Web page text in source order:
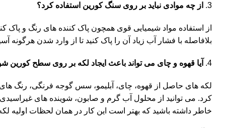
از چه موادی نباید بر روی سنگ کورین استفاده کرد؟
از استفاده مواد شیمیایی قوی همچون پاک کننده های رنگ و
بلافاصله با فشار آب زیاد آن را پاک کنید تا از وارد شدن هرگونه
آیا قهوه و چای می تواند باعث ایجاد لکه بر روی سطح کورین
لکه های حاصل از قهوه، چای، آبلیمو، سس گوجه فرنگی، رنگ
کرد. می توانید از محلول آب گرم و صابون، شوینده های
خاطر داشته باشید که بهتر است این کار در همان لحظات اولیه